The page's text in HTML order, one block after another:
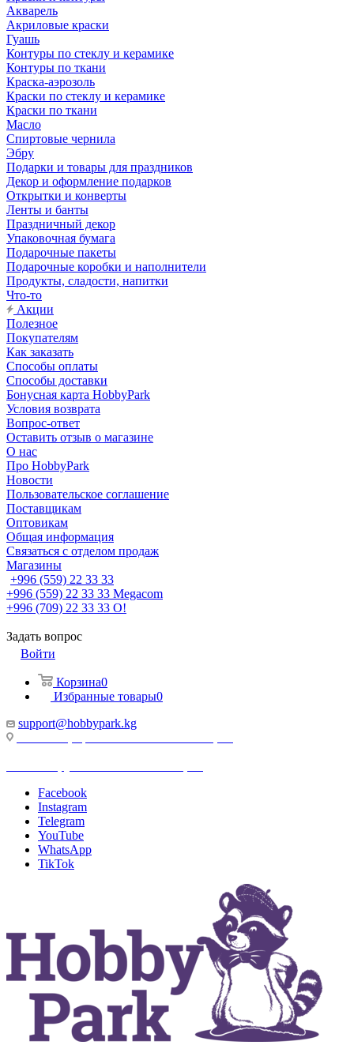
Акварель
Акриловые краски
Гуашь
Контуры по стеклу и керамике
Контуры по ткани
Краска-аэрозоль
Краски по стеклу и керамике
Краски по ткани
Масло
Спиртовые чернила
Эбру
Подарки и товары для праздников
Декор и оформление подарков
Открытки и конверты
Ленты и банты
Праздничный декор
Упаковочная бумага
Подарочные пакеты
Подарочные коробки и наполнители
Продукты, сладости, напитки
Что-то
Акции
Полезное
Покупателям
Как заказать
Способы оплаты
Способы доставки
Бонусная карта HobbyPark
Условия возврата
Вопрос-ответ
Оставить отзыв о магазине
О нас
Про HobbyPark
Новости
Пользовательское соглашение
Поставщикам
Оптовикам
Общая информация
Связаться с отделом продаж
Магазины
+996 (559) 22 33 33
+996 (559) 22 33 33 Megacom
+996 (709) 22 33 33 O!
Задать вопрос
Войти
Корзина0
Избранные товары0
support@hobbypark.kg
Facebook
Instagram
Telegram
YouTube
WhatsApp
TikTok